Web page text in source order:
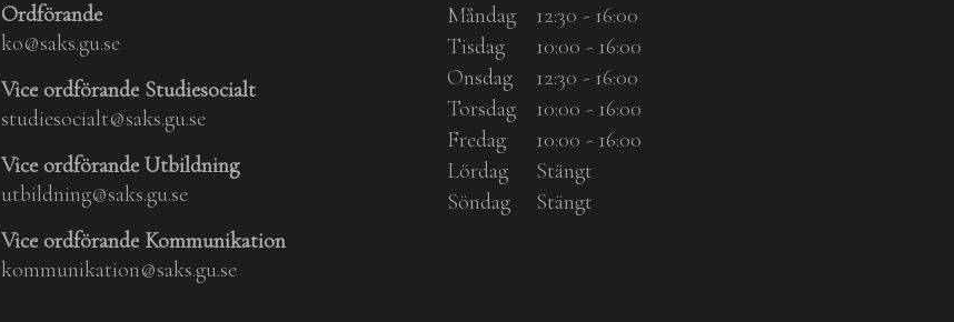
Ordförande
ko@saks.gu.se
Vice ordförande Studiesocialt
studiesocialt@saks.gu.se
Vice ordförande Utbildning
utbildning@saks.gu.se
Vice ordförande Kommunikation
kommunikation@saks.gu.se
Måndag
12:30 - 16:00
Tisdag
10:00 - 16:00
Onsdag
12:30 - 16:00
Torsdag
10:00 - 16:00
Fredag
10:00 - 16:00
Lördag
Stängt
Söndag
Stängt